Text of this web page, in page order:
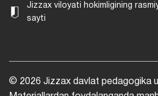
Jizzax viloyati hokimligining
sayti
© 2026 Jizzax davlat pedagogika